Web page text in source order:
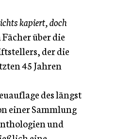
kapiert, doch
über die
der die
45 Jahren
des längst
einer Sammlung
und